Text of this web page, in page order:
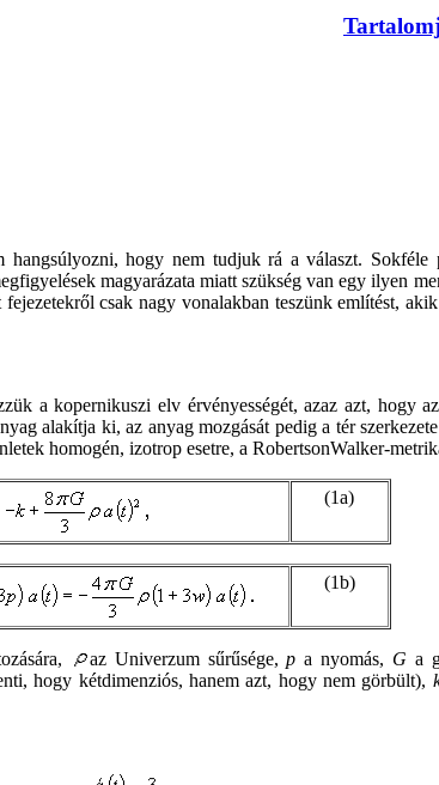
hogy nem tudjuk rá a választ.
magyarázata miatt szükség van egy ilyen
csak nagy vonalakban teszünk említést,
a kopernikuszi elv érvényességét, azaz azt, hogy
alakítja ki, az anyag mozgását pedig a tér
homogén, izotrop esetre, a Robertson­Walker-
(1a)
(1b)
az Univerzum sűrűsége,p a nyomás, G a
hogy kétdimenziós, hanem azt, hogy nem görbült),